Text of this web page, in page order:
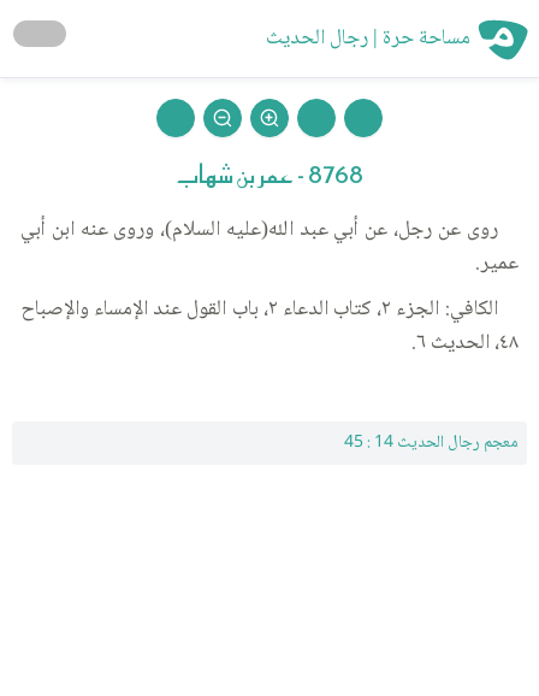
مساحة حرة | رجال الحديث
8768 - عمر بن شهاب
روى عن رجل، عن أبي عبد الله(عليه السلام)، وروى عنه ابن أبي
عمير.
الكافي: الجزء ٢، كتاب الدعاء ٢، باب القول عند الإمساء والإصباح
٤٨، الحديث ٦.
معجم رجال الحديث 14 : 45